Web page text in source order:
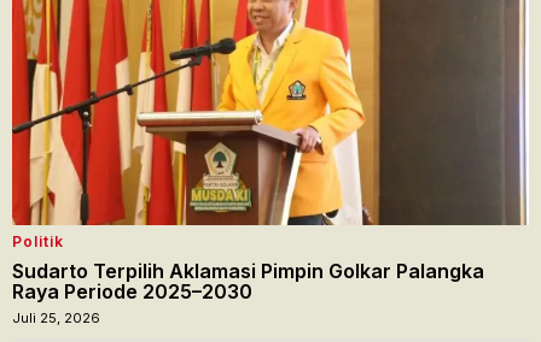
Politik
Sudarto Terpilih Aklamasi Pimpin Golkar Palangka
Raya Periode 2025–2030
Juli 25, 2026